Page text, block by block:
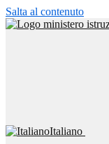
Salta al contenuto
Italiano